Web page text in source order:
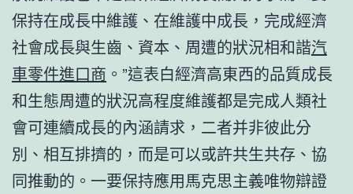
保持在成長中維護、在維護中成長，完成經濟
社會成長與生齒、資本、周遭的狀況相和諧汽
車零件進口商 。”這表白經濟高東西的品質成長
和生態周遭的狀況高程度維護都是完成人類社
會可連續成長的內涵請求，二者并非彼此分
別、相互排擠的，而是可以或許共生共存、協
同推動的。一要保持應用馬克思主義唯物辯證